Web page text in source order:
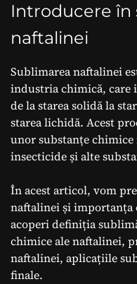
Introducere în
naftalinei
Sublimarea naftalinei
industria chimică, care
de la starea solidă la
starea lichidă. Acest
unor substanțe
insecticide și alte
În acest articol, vom
naftalinei și
acoperi definiția
chimice ale naftalinei,
naftalinei, aplicațiile
finale.